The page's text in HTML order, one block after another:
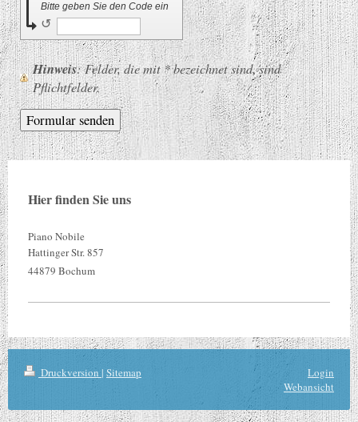
Bitte geben Sie den Code ein
↺
Hinweis : Felder, die mit*bezeichnet sind, sind
Pflichtfelder.
Hier finden Sie uns
Piano Nobile
Hattinger Str.857
44879 Bochum
Druckversion | Sitemap
Login
Webansicht